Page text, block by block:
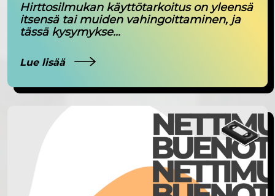
Hirttosilmukan käyttötarkoitus on yleensä
itsensä tai muiden vahingoittaminen, ja
tässä kysymykse...
Lue lisää